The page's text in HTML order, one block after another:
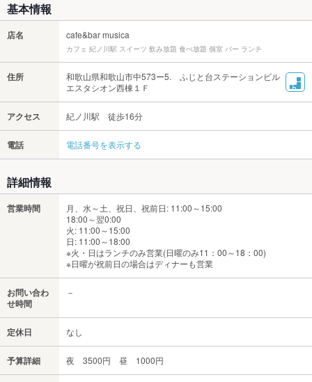
基本情報
店名 cafe&bar musica
カフェ 紀ノ川駅 スイーツ 飲み放題 食べ放題 個室 バー ランチ
住所
和歌山県和歌山市中573ー5. ふじと台ステーションビル
エスタシオン西棟１Ｆ
アクセス 紀ノ川駅 徒歩16分
電話 電話番号を表示する
詳細情報
営業時間
月、水～土、祝日、祝前日: 11:00～15:00
18:00～翌0:00
火: 11:00～15:00
日: 11:00～18:00
※火・日はランチのみ営業(日曜のみ11：00～18：00)
※日曜が祝前日の場合はディナーも営業
お問い合わ
せ時間
－
定休日 なし
予算詳細 夜 3500円 昼 1000円